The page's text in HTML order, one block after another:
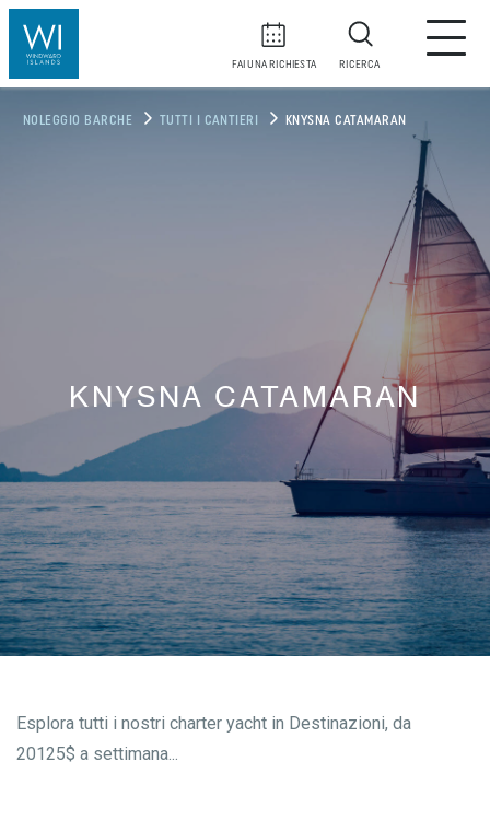
FAI UNA RICHIESTA RICERCA
NOLEGGIO BARCHE TUTTI I CANTIERI KNYSNA CATAMARAN
KNYSNA CATAMARAN
Esplora tutti i nostri charter yacht in Destinazioni, da
20125$ a settimana...